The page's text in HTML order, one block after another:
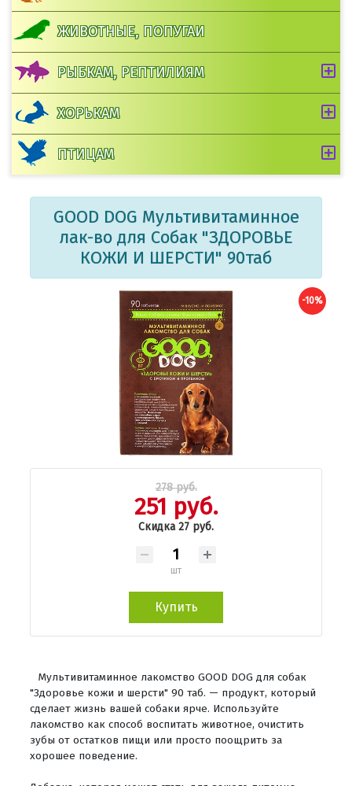
ЖИВОТНЫЕ, ПОПУГАИ
РЫБКАМ, РЕПТИЛИЯМ
ХОРЬКАМ
ПТИЦАМ
GOOD DOG Мультивитаминное
лак-во для Собак "ЗДОРОВЬЕ
КОЖИ И ШЕРСТИ" 90таб
-10%
278 руб.
251 руб.
Скидка 27 руб.
шт
Купить
Мультивитаминное лакомcтво GOOD DOG для собак
"Здоровье кожи и шерсти" 90 таб. — продукт, который
сделает жизнь вашей собаки ярче. Используйте
лакомство как способ воспитать животное, очистить
зубы от остатков пищи или просто поощрить за
хорошее поведение.